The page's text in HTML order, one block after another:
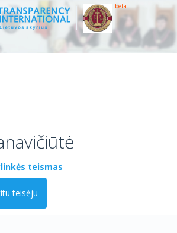
beta
teismas
teisėju